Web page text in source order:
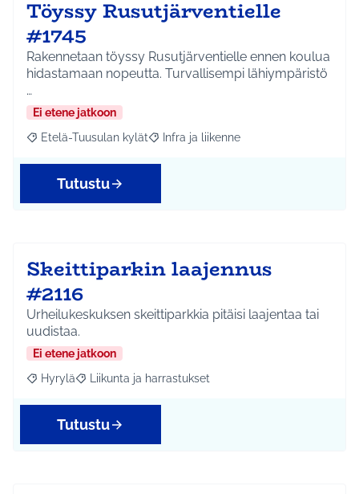
Töyssy Rusutjärventielle
#1745
Rakennetaan töyssy Rusutjärventielle ennen koulua
hidastamaan nopeutta. Turvallisempi lähiympäristö
…
Ei etene jatkoon
Rajaa tulokset aihepiirin mukaan: Etelä-Tuusulan kylät
Etelä-Tuusulan kylät Rajaa tulokset teeman mukaan: Infra ja
Infra ja liikenne
Tutustu
Skeittiparkin laajennus
#2116
Urheilukeskuksen skeittiparkkia pitäisi laajentaa tai
uudistaa.
Ei etene jatkoon
Rajaa tulokset aihepiirin mukaan: Hyrylä
Hyrylä Rajaa tulokset teeman mukaan: Liikunta ja
Liikunta ja harrastukset
Tutustu